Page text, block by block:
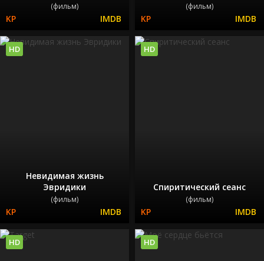
(фильм) (фильм)
Невидимая жизнь
Эвридики
(фильм)
HD
Спиритический сеанс
(фильм)
HD
HD HD